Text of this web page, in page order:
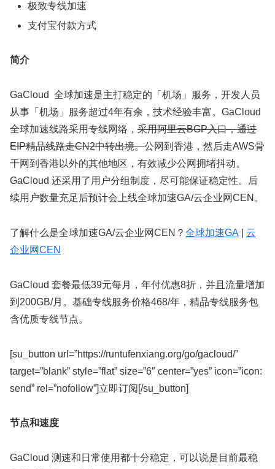
极致专线加速
支付宝付款方式
简介
GaCloud 全球加速是主打稳定的「机场」服务，开发人员
从事「机场」服务超过4年有余，技术经验丰富。GaCloud
全球加速线路采用专线网络， 采用阿里云BGP入口，通过
EIP精品线路走CN2中转出境。公网到香港，然后走AWS骨
干网到香港以外的其他地区，有效减少公网拥堵抖动。
GaCloud 还采用了用户分组制度，尽可能保证稳定性。后
续用户数量充足后预计会上线全球加速GA/云企业网CEN。
了解什么是全球加速GA/云企业网CEN？ 全球加速GA
云
企业网CEN
GaCloud 套餐最低39元每月，年付优惠8折，并且流量增加
到200GB/月。基础专线服务价格468/年，精品专线服务包
含优质专线节点。
[su_button url=”https://runtufenxiang.org/go/gacloud/”
target=”blank” style=”flat” size=”6″ center=”yes” icon=”icon:
send” rel=”nofollow”]立即订阅[/su_button]
节点和速度
GaCloud 测速和日常使用都十分稳定，可以说是目前最稳